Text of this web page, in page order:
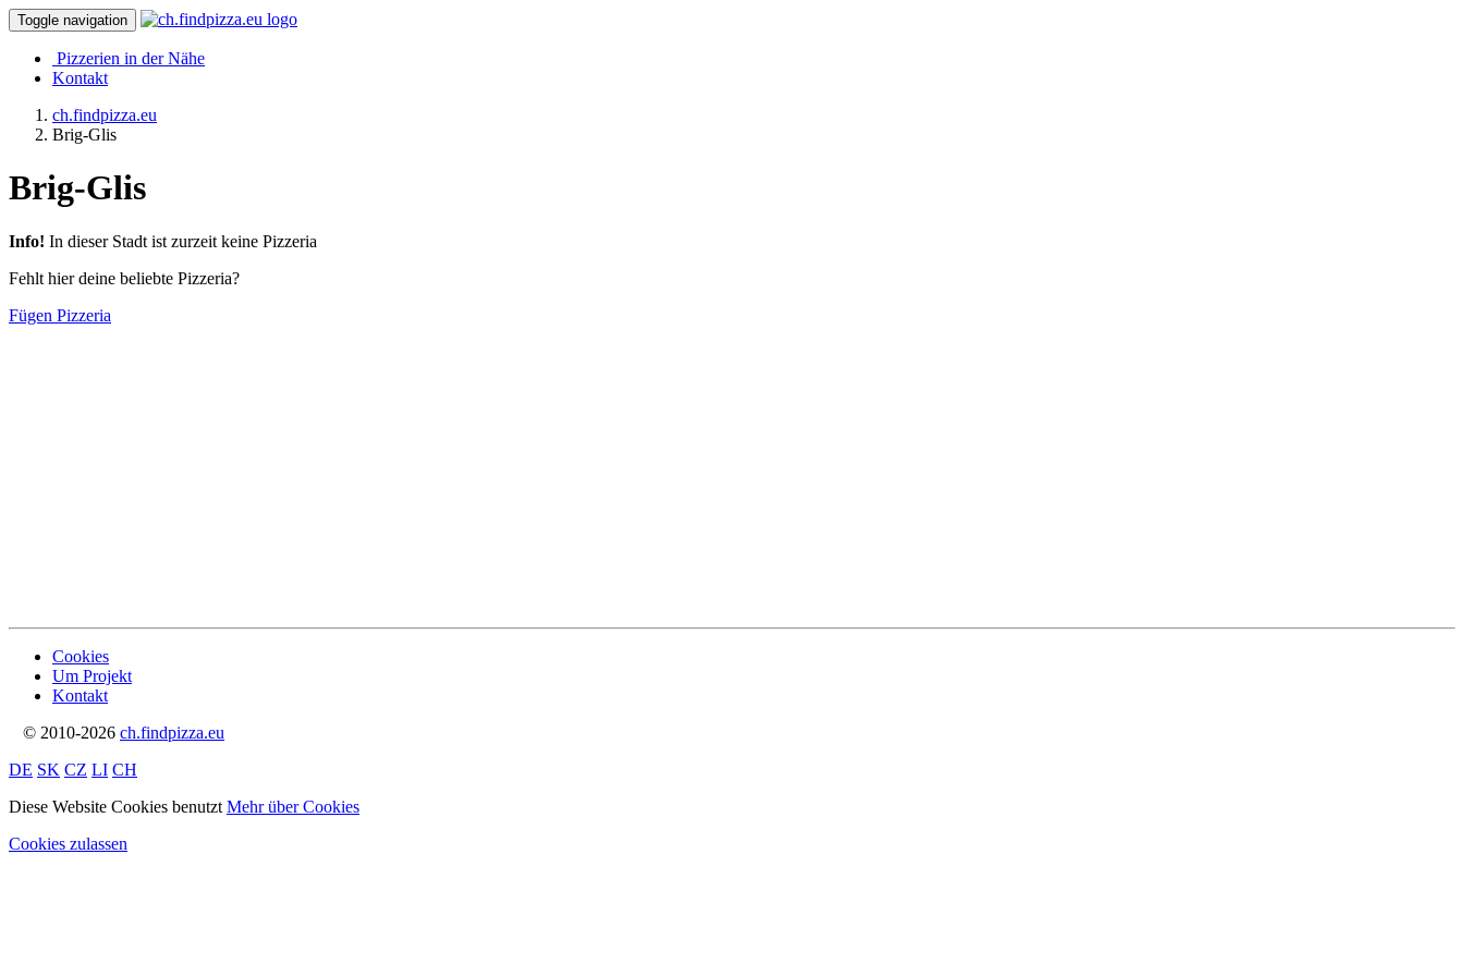
Toggle navigation
Pizzerien in der Nähe
Kontakt
ch.findpizza.eu
Brig-Glis
Brig-Glis
Info! In dieser Stadt ist zurzeit keine Pizzeria
Fehlt hier deine beliebte Pizzeria?
Fügen Pizzeria
Cookies
Um Projekt
Kontakt
© 2010-2026 ch.findpizza.eu
DE SK CZ LI CH
Diese Website Cookies benutzt Mehr über Cookies
Cookies zulassen